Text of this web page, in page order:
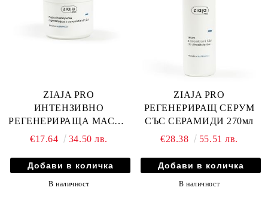
ZIAJA PRO
ИНТЕНЗИВНО
РЕГЕНЕРИРАЩА МАСКА
СЪС СЕРАМИДИ 200мл
€17.64 34.50 лв.
В наличност
ZIAJA PRO
РЕГЕНЕРИРАЩ СЕРУМ
СЪС СЕРАМИДИ 270мл
€28.38
55.51 лв.
В наличност